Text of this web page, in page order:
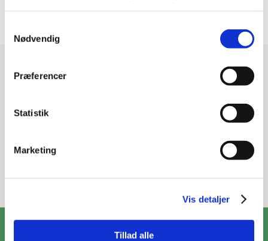
Nødvendig
Præferencer
Statistik
Marketing
Vis detaljer
Tillad alle
Levering uden filtermateriale
Modtag vores nyhedsbrev
ZooPet Aps